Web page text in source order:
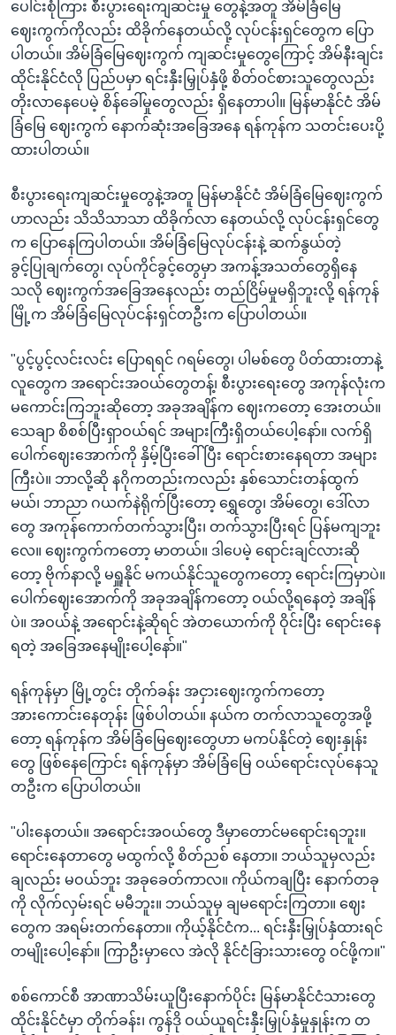
နေရာ
သို့
ကျော်
ရန်
ပေါင်းစုံကြား စီးပွားရေးကျဆင်းမှု တွေနဲ့အတူ အိမ်ခြံမြေ
ဈေးကွက်ကိုလည်း ထိခိုက်နေတယ်လို့ လုပ်ငန်းရှင်တွေက ပြော
ပါတယ်။ အိမ်ခြံမြေဈေးကွက် ကျဆင်းမှုတွေကြောင့် အိမ်နီးချင်း
ထိုင်းနိုင်ငံလို ပြည်ပမှာ ရင်းနှီးမြှုပ်နှံဖို့ စိတ်ဝင်စားသူတွေလည်း
တိုးလာနေပေမဲ့ စိန်ခေါ်မှုတွေလည်း ရှိနေတာပါ။ မြန်မာနိုင်ငံ အိမ်
ခြံမြေ ဈေးကွက် နောက်ဆုံးအခြေအနေ ရန်ကုန်က သတင်းပေးပို့
ထားပါတယ်။
စီးပွားရေးကျဆင်းမှုတွေနဲ့အတူ မြန်မာနိုင်ငံ အိမ်ခြံမြေဈေးကွက်
ဟာလည်း သိသိသာသာ ထိခိုက်လာ နေတယ်လို့ လုပ်ငန်းရှင်တွေ
က ပြောနေကြပါတယ်။ အိမ်ခြံမြေလုပ်ငန်းနဲ့ ဆက်နွယ်တဲ့
ခွင့်ပြုချက်တွေ၊ လုပ်ကိုင်ခွင့်တွေမှာ အကန့်အသတ်တွေရှိနေ
သလို ဈေးကွက်အခြေအနေလည်း တည်ငြိမ်မှုမရှိဘူးလို့ ရန်ကုန်
မြိုဲ့က အိမ်ခြံမြေလုပ်ငန်းရှင်တဦးက ပြောပါတယ်။
"ပွင့်ပွင့်လင်းလင်း ပြောရရင် ဂရမ်တွေ၊ ပါမစ်တွေ ပိတ်ထားတာနဲ့
လူတွေက အရောင်းအဝယ်တွေတန့်၊ စီးပွားရေးတွေ အကုန်လုံးက
မကောင်းကြဘူးဆိုတော့ အခုအချိန်က ဈေးကတော့ အေးတယ်။
သေချာ စိစစ်ပြီးရှာဝယ်ရင် အများကြီးရှိတယ်ပေါ့နော်။ လက်ရှိ
ပေါက်ဈေးအောက်ကို နှိမ့်ပြီးခေါ်ပြီး ရောင်းစားနေရတာ အများ
ကြီးပဲ။ ဘာလို့ဆို နဂိုကတည်းကလည်း နှစ်သောင်းတန်ထွက်
မယ်၊ ဘာညာ ဂယက်နဲရိုက်ပြီးတော့ ရွှေတွေ၊ အိမ်တွေ၊ ဒေါ်လာ
တွေ အကုန်ကောက်တက်သွားပြီး၊ တက်သွားပြီးရင် ပြန်မကျဘူး
လေ။ ဈေးကွက်ကတော့ မာတယ်။ ဒါပေမဲ့ ရောင်းချင်လားဆို
တော့ ဗိုက်နာလို့ မရှူနိုင် မကယ်နိုင်သူတွေကတော့ ရောင်းကြမှာပဲ။
ပေါက်ဈေးအောက်ကို အခုအချိန်ကတော့ ဝယ်လို့ရနေတဲ့ အချိန်
ပဲ။ အဝယ်နဲ့ အရောင်းနဲ့ဆိုရင် အဲတယောက်ကို ဝိုင်းပြီး ရောင်းနေ
ရတဲ့ အခြေအနေမျိုးပေါ့နော်။"
ရန်ကုန်မှာ မြို့တွင်း တိုက်ခန်း အငှားဈေးကွက်ကတော့
အားကောင်းနေတုန်း ဖြစ်ပါတယ်။ နယ်က တက်လာသူတွေအဖို့
တော့ ရန်ကုန်က အိမ်ခြံမြေဈေးတွေဟာ မကပ်နိုင်တဲ့ ဈေးနှုန်း
တွေ ဖြစ်နေကြောင်း ရန်ကုန်မှာ အိမ်ခြံမြေ ဝယ်ရောင်းလုပ်နေသူ
တဦးက ပြောပါတယ်။
"ပါးနေတယ်။ အရောင်းအဝယ်တွေ ဒီမှာတောင်မရောင်းရဘူး။
ရောင်းနေတာတွေ မထွက်လို့ စိတ်ညစ် နေတာ။ ဘယ်သူမှလည်း
ချလည်း မဝယ်ဘူး အခုခေတ်ကာလ။ ကိုယ်ကချပြီး နောက်တခု
ကို လိုက်လှမ်းရင် မမီဘူး။ ဘယ်သူမှ ချမရောင်းကြတာ။ ဈေး
တွေက အရမ်းတက်နေတာ။ ကိုယ့်နိုင်ငံက... ရင်းနှီးမြှုပ်နှံထားရင်
တမျိုးပေါ့နော်။ ကြာဦးမှာလေ အဲလို နိုင်ငံခြားသားတွေ ဝင်ဖို့က။"
စစ်ကောင်စီ အာဏာသိမ်းယူပြီးနောက်ပိုင်း မြန်မာနိုင်ငံသားတွေ
ထိုင်းနိုင်ငံမှာ တိုက်ခန်း၊ ကွန်ဒို ဝယ်ယူရင်းနှီးမြှုပ်နှံမှုနှုန်းက တ